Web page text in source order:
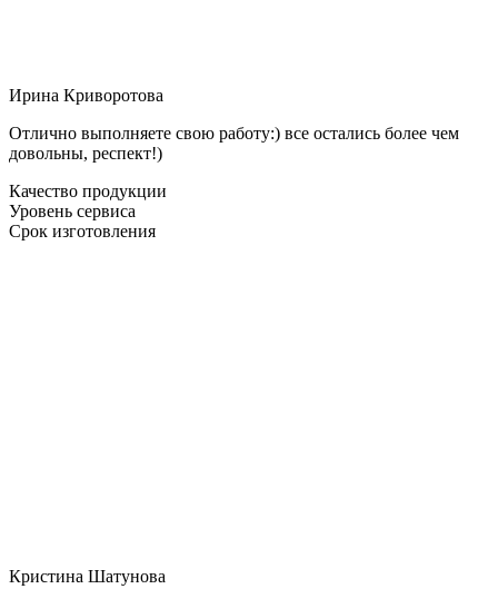
Ирина Криворотова
Отлично выполняете свою работу:) все остались более чем
довольны, респект!)
Качество продукции
Уровень сервиса
Срок изготовления
Кристина Шатунова